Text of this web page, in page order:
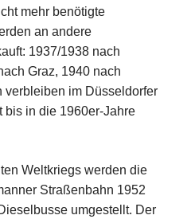
mehr benötigte
an andere
1937/1938 nach
Graz, 1940 nach
verbleiben im Düsseldorfer
bis in die 1960er-Jahre
Weltkriegs werden die
Straßenbahn 1952
umgestellt. Der